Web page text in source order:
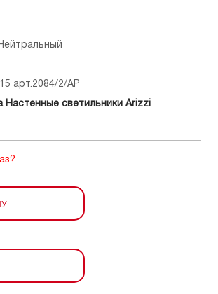
арт.2084/2/AP
Настенные светильники Arizzi